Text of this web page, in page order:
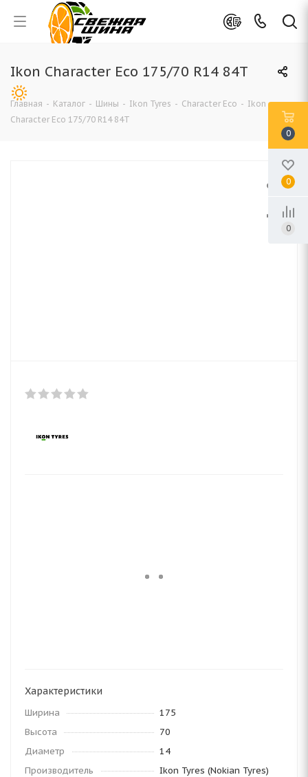
Ikon Character Eco 175/70 R14 84T
Главная - Каталог - Шины - Ikon Tyres - Character Eco - Ikon
Character Eco 175/70 R14 84T
Характеристики
Ширина
175
Высота
70
Диаметр
14
Производитель
Ikon Tyres (Nokian Tyres)
0
0
0